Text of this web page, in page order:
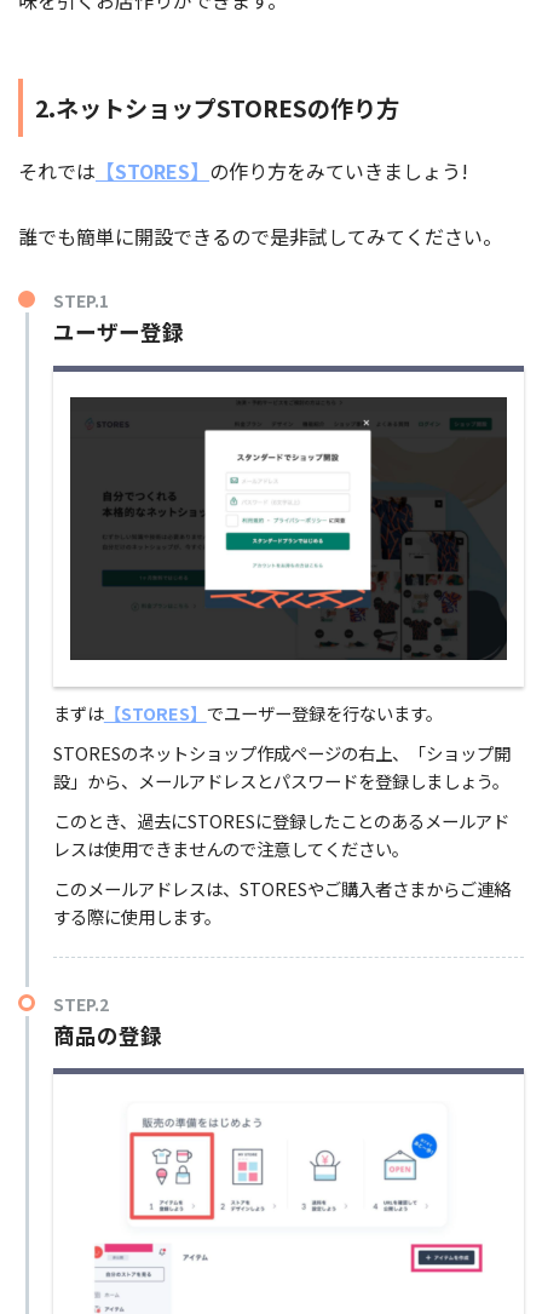
2.ネットショップSTORESの作り方
それでは 【STORES】 の作り方をみていきましょう!
誰でも簡単に開設できるので是非試してみてください。
STEP.1
ユーザー登録
まずは【STORES】 でユーザー登録を行ないます。
STORESのネットショップ作成ページの右上、「ショップ開
設」から、メールアドレスとパスワードを登録しましょう。
このとき、過去にSTORESに登録したことのあるメールアド
レスは使用できませんので注意してください。
このメールアドレスは、STORESやご購入者さまからご連絡
する際に使用します。
STEP.2
商品の登録